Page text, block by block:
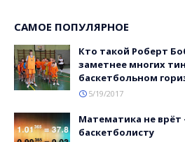
САМОЕ ПОПУЛЯРНОЕ
Кто такой Роберт
заметнее многих
баскетбольном
5/19/2017
Математика не врёт
баскетболисту